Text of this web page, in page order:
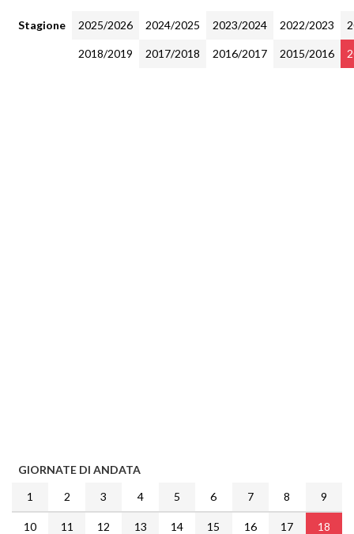
Stagione 2025/2026 2024/2025 2023/2024 2022/2023
2018/2019 2017/2018 2016/2017 2015/2016
GIORNATE DI ANDATA
1
2 3 4 5 6 7 8 9
10 11 12 13 14 15 16 17
18